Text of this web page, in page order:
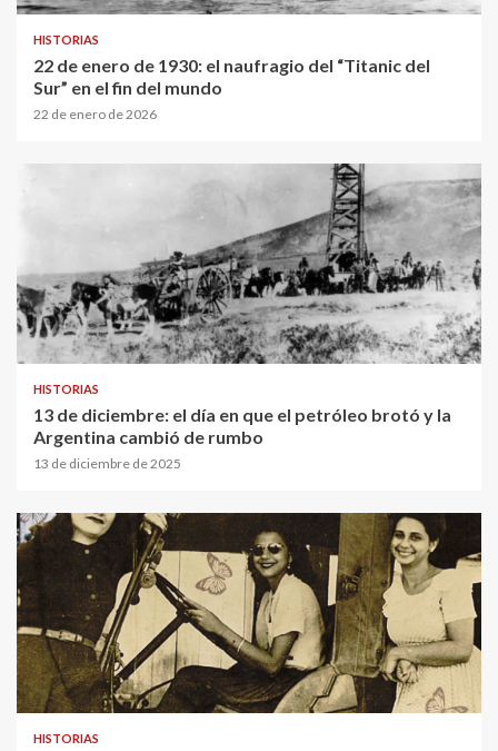
HISTORIAS
22 de enero de 1930: el naufragio del “Titanic del
Sur” en el fin del mundo
22 de enero de 2026
HISTORIAS
13 de diciembre: el día en que el petróleo brotó y la
Argentina cambió de rumbo
13 de diciembre de 2025
HISTORIAS